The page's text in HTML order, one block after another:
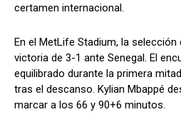
certamen internacional.
En el MetLife Stadium, la
victoria de 3-1 ante Senegal. El
equilibrado durante la primera
tras el descanso. Kylian Mbappé
marcar a los 66 y 90+6 minutos.